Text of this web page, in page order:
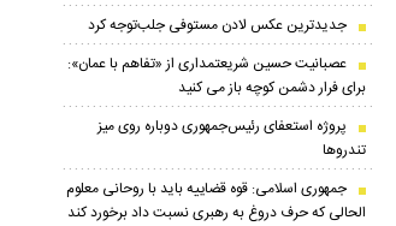
جدیدترین عکس لادن مستوفی جلب‌توجه کرد
عصبانیت حسین شریعتمداری از «تفاهم با عمان»:
برای فرار دشمن کوچه باز می کنید
پروژه استعفای رئیس‌جمهوری دوباره روی میز
تندروها
جمهوری اسلامی: قوه قضاییه باید با روحانی معلوم
الحالی که حرف دروغ به رهبری نسبت داد برخورد کند